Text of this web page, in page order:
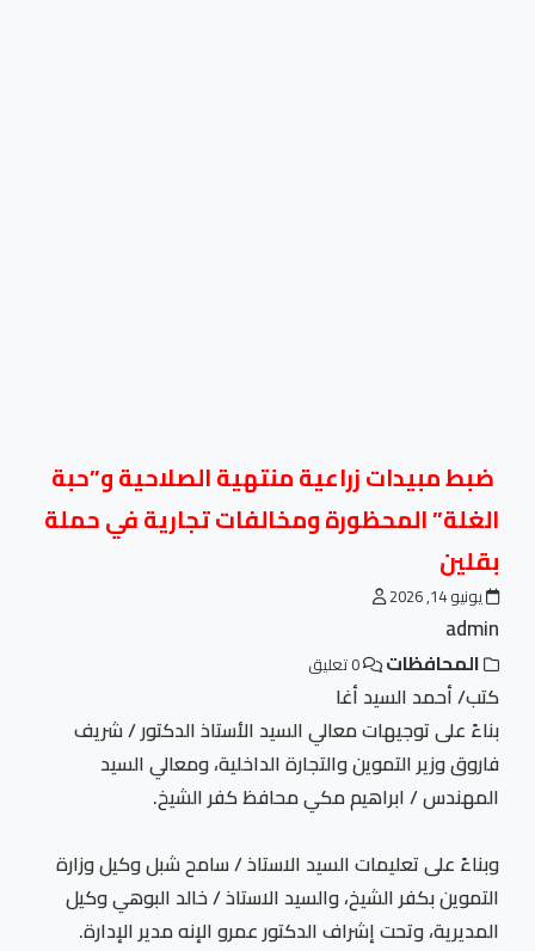
ضبط مبيدات زراعية منتهية الصلاحية و”حبة
الغلة” المحظورة ومخالفات تجارية في حملة
بقلين
يونيو 14, 2026
admin
المحافظات
كتب/ أحمد السيد أغا
بناءً على توجيهات معالي السيد الأستاذ الدكتور / شريف
فاروق وزير التموين والتجارة الداخلية، ومعالي السيد
المهندس / ابراهيم مكي محافظ كفر الشيخ.
وبناءً على تعليمات السيد الاستاذ / سامح شبل وكيل وزارة
التموين بكفر الشيخ، والسيد الاستاذ / خالد البوهي وكيل
المديرية، وتحت إشراف الدكتور عمرو الإنه مدير الإدارة.